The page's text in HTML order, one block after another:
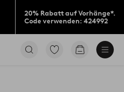
20% Rabatt auf Vorhänge*.
Code verwenden: 424992
Zu
Zum